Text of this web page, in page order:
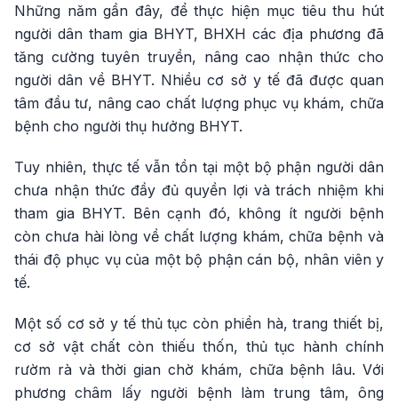
Những năm gần đây, để thực hiện mục tiêu thu hút
người dân tham gia BHYT, BHXH các địa phương đã
tăng cường tuyên truyền, nâng cao nhận thức cho
người dân về BHYT. Nhiều cơ sở y tế đã được quan
tâm đầu tư, nâng cao chất lượng phục vụ khám, chữa
bệnh cho người thụ hưởng BHYT.
Tuy nhiên, thực tế vẫn tồn tại một bộ phận người dân
chưa nhận thức đầy đủ quyền lợi và trách nhiệm khi
tham gia BHYT. Bên cạnh đó, không ít người bệnh
còn chưa hài lòng về chất lượng khám, chữa bệnh và
thái độ phục vụ của một bộ phận cán bộ, nhân viên y
tế.
Một số cơ sở y tế thủ tục còn phiền hà, trang thiết bị,
cơ sở vật chất còn thiếu thốn, thủ tục hành chính
rườm rà và thời gian chờ khám, chữa bệnh lâu. Với
phương châm lấy người bệnh làm trung tâm, ông